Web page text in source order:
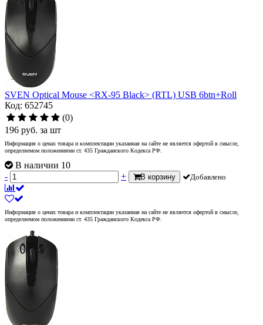
SVEN Optical Mouse <RX-95 Black> (RTL) USB 6btn+Roll
Код: 652745
(0)
196 руб. за шт
Информация о ценах товара и комплектации указанная на сайте не является офертой в смысле,
определяемом положениями ст. 435 Гражданского Кодекса РФ.
В наличии 10
-
+ В корзину Добавлено
Информация о ценах товара и комплектации указанная на сайте не является офертой в смысле,
определяемом положениями ст. 435 Гражданского Кодекса РФ.